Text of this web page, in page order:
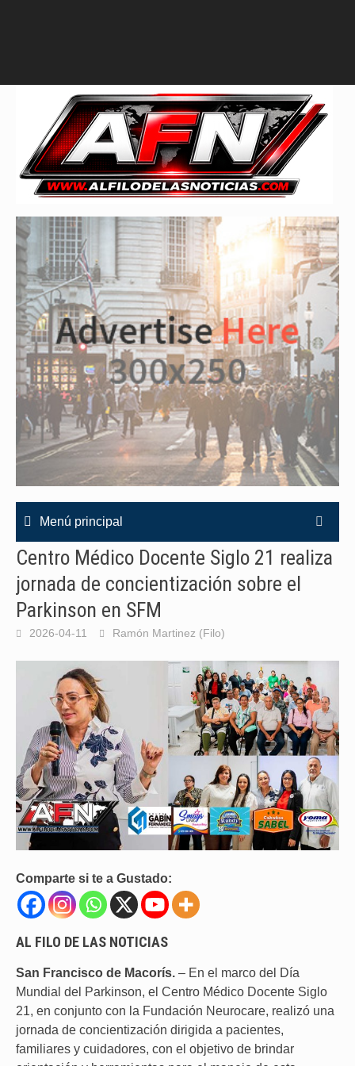
Menú principal
Centro Médico Docente Siglo 21 realiza
jornada de concientización sobre el
Parkinson en SFM
2026-04-11 Ramón Martinez (Filo)
Comparte si te a Gustado:
AL FILO DE LAS NOTICIAS
San Francisco de Macorís. – En el marco del Día
Mundial del Parkinson, el Centro Médico Docente Siglo
21, en conjunto con la Fundación Neurocare, realizó una
jornada de concientización dirigida a pacientes,
familiares y cuidadores, con el objetivo de brindar